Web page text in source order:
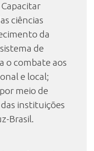
ciências
da
de
o combate aos
e local;
meio de
instituições
Brasil.